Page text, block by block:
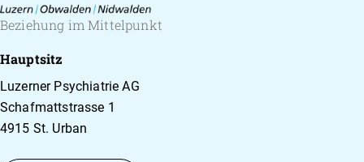
Beziehung im Mittelpunkt
Hauptsitz
Luzerner Psychiatrie AG
Schafmattstrasse 1
4915 St. Urban